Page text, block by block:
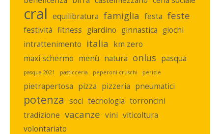
cral equilibratura famiglia festa feste
festività fitness giardino ginnastica giochi
intrattenimento italia km zero
maxi schermo menù natura onlus pasqua
pasqua 2021 pasticceria peperoni cruschi perizie
pietrapertosa pizza pizzeria pneumatici
potenza soci tecnologia torroncini
tradizione vacanze vini viticoltura
volontariato